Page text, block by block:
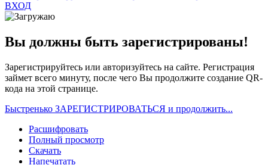
ВХОД
Вы должны быть зарегистрированы!
Зарегистрируйтесь или авторизуйтесь на сайте. Регистрация
займет всего минуту, после чего Вы продолжите создание QR-
кода на этой странице.
Быстренько ЗАРЕГИСТРИРОВАТЬСЯ и продолжить...
Расшифровать
Полный просмотр
Скачать
Напечатать